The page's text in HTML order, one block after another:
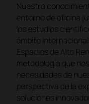
Nuestro
entorno de oficina
los estudios
ámbito
Espacios de Alto
metodología que
necesidades de
perspectiva de la
soluciones